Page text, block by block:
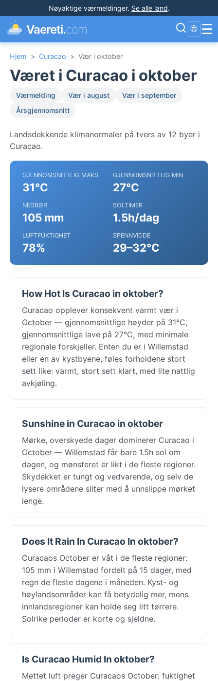
Nøyaktige værmeldinger. Se alle land.
Vaereti.com 🌐 ☰
Hjem > Curacao > Vær i oktober
Været i Curacao i oktober
Værmelding Vær i august
Vær i september
Årsgjennomsnitt
Landsdekkende klimanormaler på tvers av 12 byer i
Curacao.
GJENNOMSNITTLIG MAKS
31°C
GJENNOMSNITTLIG MIN
27°C
NEDBØR
105 mm
SOLTIMER
1.5h/dag
LUFTFUKTIGHET
78%
SPENNVIDDE
29–32°C
How Hot Is Curacao in oktober?
Curacao opplever konsekvent varmt vær i
October — gjennomsnittlige høyder på 31°C,
gjennomsnittlige lave på 27°C, med minimale
regionale forskjeller. Enten du er i Willemstad
eller en av kystbyene, føles forholdene stort
sett like: varmt, stort sett klart, med lite nattlig
avkjøling.
Sunshine in Curacao in oktober
Mørke, overskyede dager dominerer Curacao i
October — Willemstad får bare 1.5h sol om
dagen, og mønsteret er likt i de fleste regioner.
Skydekket er tungt og vedvarende, og selv de
lysere områdene sliter med å unnslippe mørket
lenge.
Does It Rain In Curacao In oktober?
Curacaos October er våt i de fleste regioner:
105 mm i Willemstad fordelt på 15 dager, med
regn de fleste dagene i måneden. Kyst- og
høylandsområder kan få betydelig mer, mens
innlandsregioner kan holde seg litt tørrere.
Solrike perioder er korte og sjeldne.
Is Curacao Humid In oktober?
Mettet luft preger Curacaos October: fuktighet